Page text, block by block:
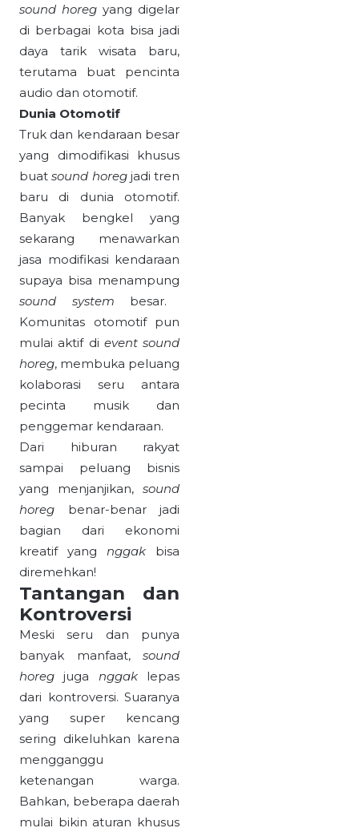
sound horeg yang digelar
di berbagai kota bisa jadi
daya tarik wisata baru,
terutama buat pencinta
audio dan otomotif.
Dunia Otomotif
Truk dan kendaraan besar
yang dimodifikasi khusus
buatsound horegjadi tren
baru di dunia otomotif.
Banyak bengkel yang
sekarang menawarkan
jasa modifikasi kendaraan
supaya bisa menampung
sound system besar.
Komunitas otomotif pun
mulai aktif di event sound
horeg, membuka peluang
kolaborasi seru antara
pecinta musik dan
penggemar kendaraan.
Dari hiburan rakyat
sampai peluang bisnis
yang menjanjikan, sound
horeg benar-benar jadi
bagian dari ekonomi
kreatif yang nggak bisa
diremehkan!
Tantangan dan
Kontroversi
Meski seru dan punya
banyak manfaat, sound
horeg juga nggaklepas
dari kontroversi. Suaranya
yang super kencang
sering dikeluhkan karena
mengganggu
ketenangan warga.
Bahkan, beberapa daerah
mulai bikin aturan khusus